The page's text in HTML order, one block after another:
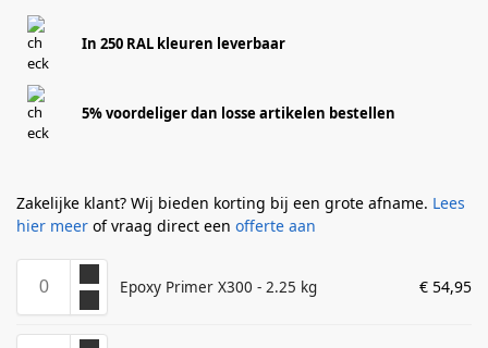
In 250 RAL kleuren leverbaar
5% voordeliger dan losse artikelen bestellen
Zakelijke klant? Wij bieden korting bij een grote afname. Lees
hier meer of vraag direct een offerte aan
Epoxy Primer X300 - 2.25 kg € 54,95